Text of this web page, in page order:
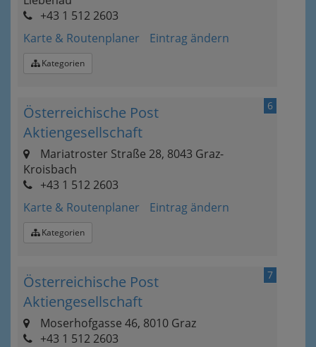
+43 1 512 2603
Karte & Routenplaner
Eintrag ändern
Kategorien
6
Österreichische Post
Aktiengesellschaft
Mariatroster Straße 28, 8043 Graz-
Kroisbach
+43 1 512 2603
Karte & Routenplaner
Eintrag ändern
Kategorien
7
Österreichische Post
Aktiengesellschaft
Moserhofgasse 46, 8010 Graz
+43 1 512 2603